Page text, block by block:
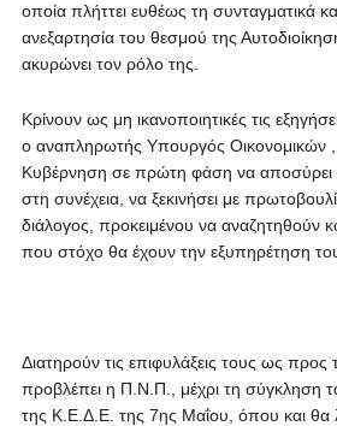
οποία πλήττει ευθέως τη συνταγματικά
ανεξαρτησία του θεσμού της
ακυρώνει τον ρόλο της.
Κρίνουν ως μη ικανοποιητικές τις
ο αναπληρωτής Υπουργός Οικονομικών ,
Κυβέρνηση σε πρώτη φάση να
στη συνέχεια, να ξεκινήσει με
διάλογος, προκειμένου να αναζητηθούν
που στόχο θα έχουν την εξυπηρέτηση
Διατηρούν τις επιφυλάξεις τους ως
προβλέπει η Π.Ν.Π., μέχρι τη σύγκληση
της Κ.Ε.Δ.Ε. της 7ης Μαΐου, όπου και θα